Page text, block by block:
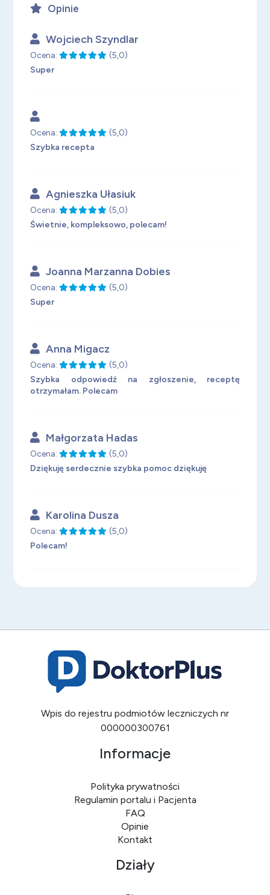
Opinie
Wojciech Szyndlar
Ocena:
(5,0)
Super
Ocena:
(5,0)
Szybka recepta
Agnieszka Ułasiuk
Ocena:
(5,0)
Świetnie, kompleksowo, polecam!
Joanna Marzanna Dobies
Ocena:
(5,0)
Super
Anna Migacz
Ocena:
(5,0)
Szybka odpowiedź na zgłoszenie, receptę
otrzymałam. Polecam
Małgorzata Hadas
Ocena:
(5,0)
Dziękuję serdecznie szybka pomoc dziękuję
Karolina Dusza
Ocena:
(5,0)
Polecam!
Wpis do rejestru podmiotów leczniczych nr
000000300761
Informacje
Polityka prywatności
Regulamin portalu i Pacjenta
FAQ
Opinie
Kontakt
Działy